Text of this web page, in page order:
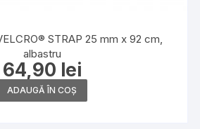
STRAP 25 mm x 92 cm,
albastru
64,90 lei
ADAUGĂ ÎN COȘ